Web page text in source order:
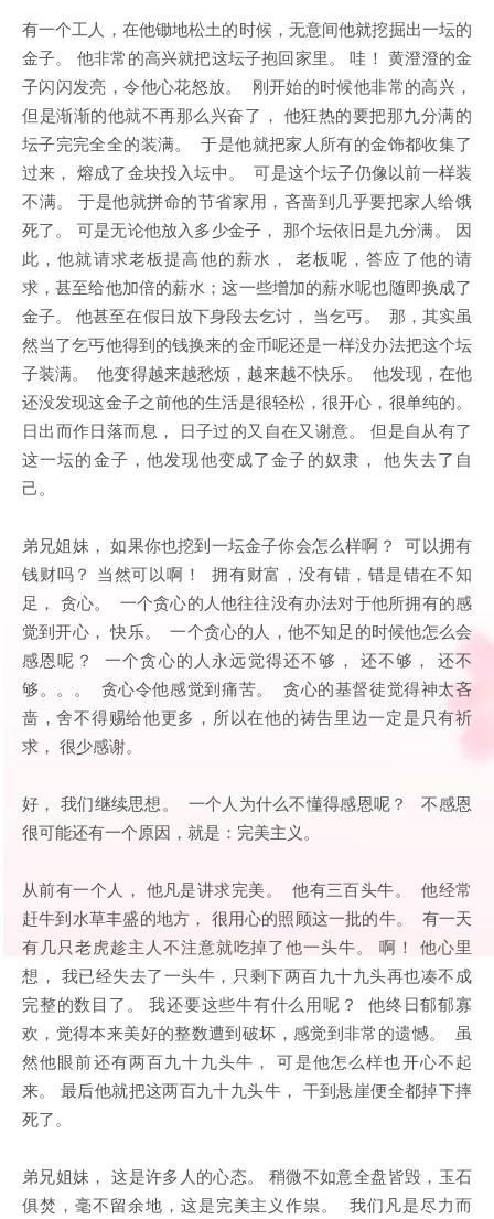
有一个工人，在他锄地松土的时候，无意间他就挖掘出一坛的
金子。 他非常的高兴就把这坛子抱回家里。 哇！ 黄澄澄的金
子闪闪发亮，令他心花怒放。 刚开始的时候他非常的高兴，
但是渐渐的他就不再那么兴奋了， 他狂热的要把那九分满的
坛子完完全全的装满。 于是他就把家人所有的金饰都收集了
过来， 熔成了金块投入坛中。 可是这个坛子仍像以前一样装
不满。 于是他就拼命的节省家用，吝啬到几乎要把家人给饿
死了。 可是无论他放入多少金子， 那个坛依旧是九分满。 因
此，他就请求老板提高他的薪水， 老板呢，答应了他的请
求，甚至给他加倍的薪水；这一些增加的薪水呢也随即换成了
金子。 他甚至在假日放下身段去乞讨， 当乞丐。 那，其实虽
然当了乞丐他得到的钱换来的金币呢还是一样没办法把这个坛
子装满。 他变得越来越愁烦，越来越不快乐。 他发现，在他
还没发现这金子之前他的生活是很轻松，很开心，很单纯的。
日出而作日落而息， 日子过的又自在又谢意。 但是自从有了
这一坛的金子，他发现他变成了金子的奴隶， 他失去了自
己。
弟兄姐妹， 如果你也挖到一坛金子你会怎么样啊？ 可以拥有
钱财吗？ 当然可以啊！ 拥有财富，没有错，错是错在不知
足， 贪心。 一个贪心的人他往往没有办法对于他所拥有的感
觉到开心， 快乐。 一个贪心的人，他不知足的时候他怎么会
感恩呢？ 一个贪心的人永远觉得还不够， 还不够， 还不
够。。。 贪心令他感觉到痛苦。 贪心的基督徒觉得神太吝
啬，舍不得赐给他更多，所以在他的祷告里边一定是只有祈
求， 很少感谢。
好， 我们继续思想。 一个人为什么不懂得感恩呢？ 不感恩
很可能还有一个原因，就是：完美主义。
从前有一个人， 他凡是讲求完美。 他有三百头牛。 他经常
赶牛到水草丰盛的地方， 很用心的照顾这一批的牛。 有一天
有几只老虎趁主人不注意就吃掉了他一头牛。 啊！ 他心里
想， 我已经失去了一头牛，只剩下两百九十九头再也凑不成
完整的数目了。 我还要这些牛有什么用呢？ 他终日郁郁寡
欢，觉得本来美好的整数遭到破坏，感觉到非常的遗憾。 虽
然他眼前还有两百九十九头牛， 可是他怎么样也开心不起
来。 最后他就把这两百九十九头牛， 干到悬崖便全都掉下摔
死了。
弟兄姐妹， 这是许多人的心态。 稍微不如意全盘皆毁，玉石
俱焚，毫不留余地，这是完美主义作祟。 我们凡是尽力而